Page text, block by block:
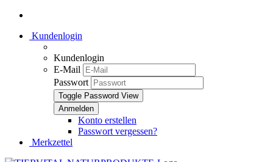
Kundenlogin
Kundenlogin
E-Mail
Passwort
Toggle Password View
Konto erstellen
Passwort vergessen?
Merkzettel